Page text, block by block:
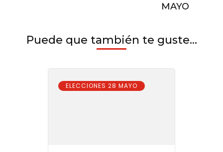
MAYO
Puede que también te guste...
ELECCIONES 28 MAYO